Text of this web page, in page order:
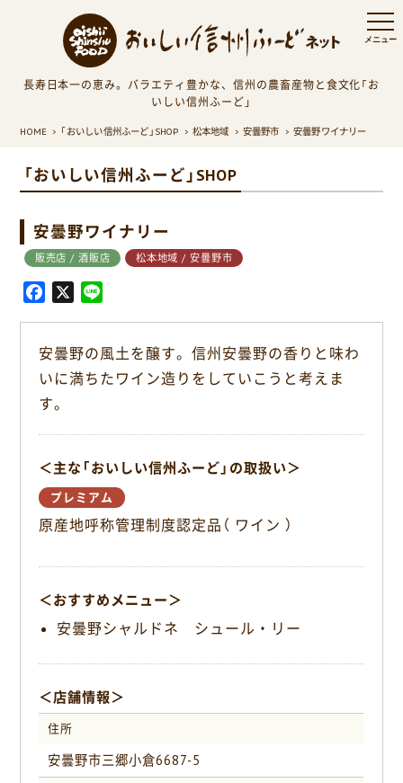
長寿日本一の恵み。バラエティ豊かな、信州の農畜産物と食文化「お
いしい信州ふーど」
HOME 「おいしい信州ふーど」SHOP 松本地域 安曇野市 安曇野ワイナリー
「おいしい信州ふーど」SHOP
安曇野ワイナリー
販売店 / 酒販店 松本地域 / 安曇野市
e
b
o
X
e
安曇野の風土を醸す。信州安曇野の香りと味わ
いに満ちたワイン造りをしていこうと考えま
す。
＜主な「おいしい信州ふーど」の取扱い＞
プレミアム
原産地呼称管理制度認定品（ ワイン ）
＜おすすめメニュー＞
安曇野シャルドネ シュール・リー
＜店舗情報＞
住所
安曇野市三郷小倉6687-5